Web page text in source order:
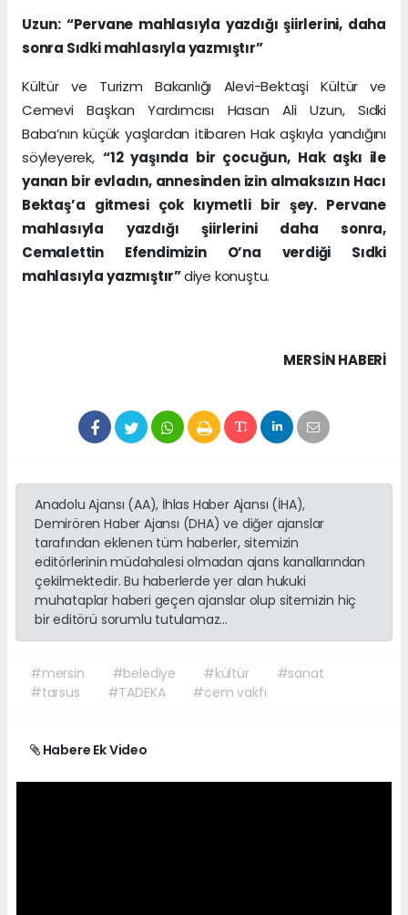
Uzun: “Pervane mahlasıyla yazdığı şiirlerini, daha
sonra Sıdki mahlasıyla yazmıştır”
Kültür ve Turizm Bakanlığı Alevi-Bektaşi Kültür ve
Cemevi Başkan Yardımcısı Hasan Ali Uzun, Sıdki
Baba’nın küçük yaşlardan itibaren Hak aşkıyla yandığını
söyleyerek, “12 yaşında bir çocuğun, Hak aşkı ile
yanan bir evladın, annesinden izin almaksızın Hacı
Bektaş’a gitmesi çok kıymetli bir şey. Pervane
mahlasıyla yazdığı şiirlerini daha sonra,
Cemalettin Efendimizin O’na verdiği Sıdki
mahlasıyla yazmıştır”diye konuştu.
MERSIN HABERİ
Anadolu Ajansı (AA), İhlas Haber Ajansı (İHA),
Demirören Haber Ajansı (DHA) ve diğer ajanslar
tarafından eklenen tüm haberler, sitemizin
editörlerinin müdahalesi olmadan ajans kanallarından
çekilmektedir. Bu haberlerde yer alan hukuki
muhataplar haberi geçen ajanslar olup sitemizin hiç
bir editörü sorumlu tutulamaz...
#mersin #belediye #kültür
#sanat
#tarsus
#TADEKA #cem vakfı
Habere Ek Video